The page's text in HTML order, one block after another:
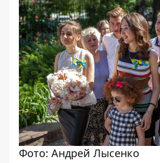
Фото: Андрей Лысенко